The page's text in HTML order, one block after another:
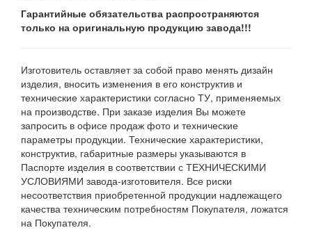
Гарантийные обязательства распространяются
только на оригинальную продукцию завода!!!
Изготовитель оставляет за собой право менять дизайн
изделия, вносить изменения в его конструктив и
технические характеристики согласно ТУ, применяемых
на производстве. При заказе изделия Вы можете
запросить в офисе продаж фото и технические
параметры продукции. Технические характеристики,
конструктив, габаритные размеры указываются в
Паспорте изделия в соответствии с ТЕХНИЧЕСКИМИ
УСЛОВИЯМИ завода-изготовителя. Все риски
несоответствия приобретенной продукции надлежащего
качества техническим потребностям Покупателя, ложатся
на Покупателя.